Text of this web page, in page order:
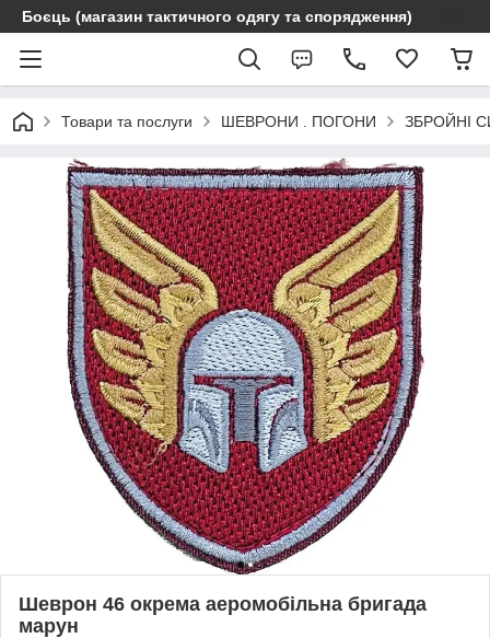
Боєць (магазин тактичного одягу та спорядження)
Товари та послуги ШЕВРОНИ . ПОГОНИ ЗБРОЙНІ
Шеврон 46 окрема аеромобільна бригада
марун